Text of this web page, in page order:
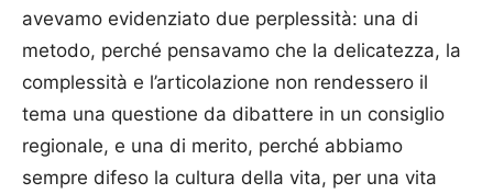
avevamo evidenziato due perplessità: una di
metodo, perché pensavamo che la delicatezza, la
complessità e l’articolazione non rendessero il
tema una questione da dibattere in un consiglio
regionale, e una di merito, perché abbiamo
sempre difeso la cultura della vita, per una vita